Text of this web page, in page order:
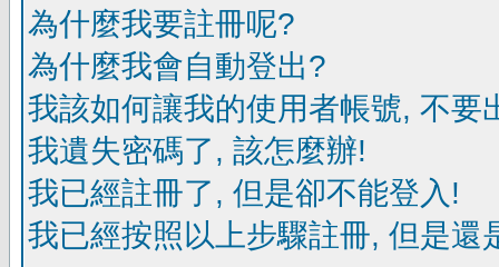
為什麼我要註冊呢?
為什麼我會自動登出?
我該如何讓我的使用者帳號, 不要
我遺失密碼了, 該怎麼辦!
我已經註冊了, 但是卻不能登入!
我已經按照以上步驟註冊, 但是還